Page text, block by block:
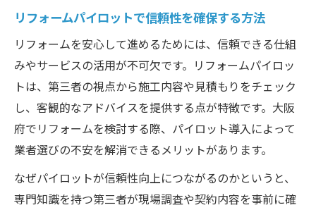
リフォームパイロットで信頼性を確保する方法
リフォームを安心して進めるためには、信頼できる仕組
みやサービスの活用が不可欠です。リフォームパイロッ
トは、第三者の視点から施工内容や見積もりをチェック
し、客観的なアドバイスを提供する点が特徴です。大阪
府でリフォームを検討する際、パイロット導入によって
業者選びの不安を解消できるメリットがあります。
なぜパイロットが信頼性向上につながるのかというと、
専門知識を持つ第三者が現場調査や契約内容を事前に確